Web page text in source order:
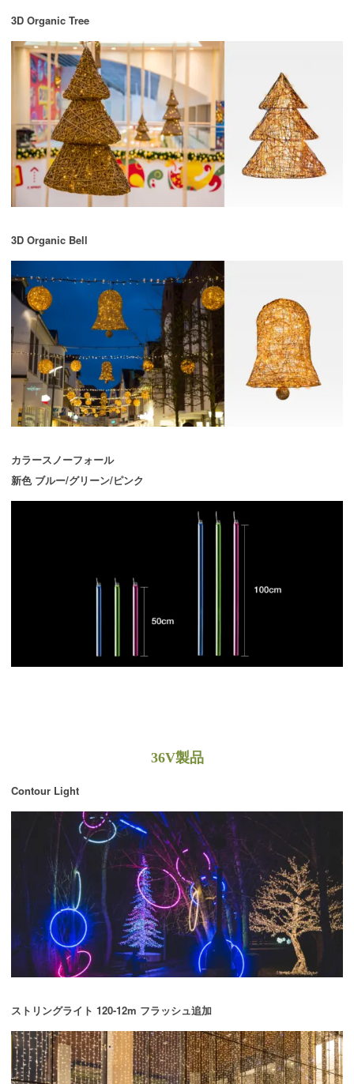
3D Organic Tree
3D Organic Bell
カラースノーフォール
新色 ブルー/グリーン/ピンク
36V製品
Contour Light
ストリングライト 120-12m フラッシュ追加